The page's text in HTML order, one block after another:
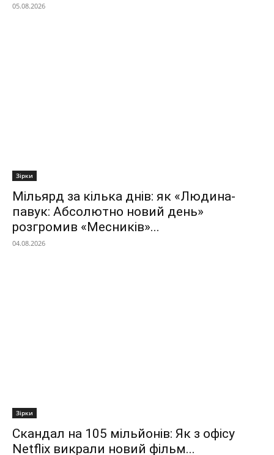
05.08.2026
Зірки
Мільярд за кілька днів: як «Людина-
павук: Абсолютно новий день»
розгромив «Месників»...
04.08.2026
Зірки
Скандал на 105 мільйонів: Як з офісу
Netflix викрали новий фільм...